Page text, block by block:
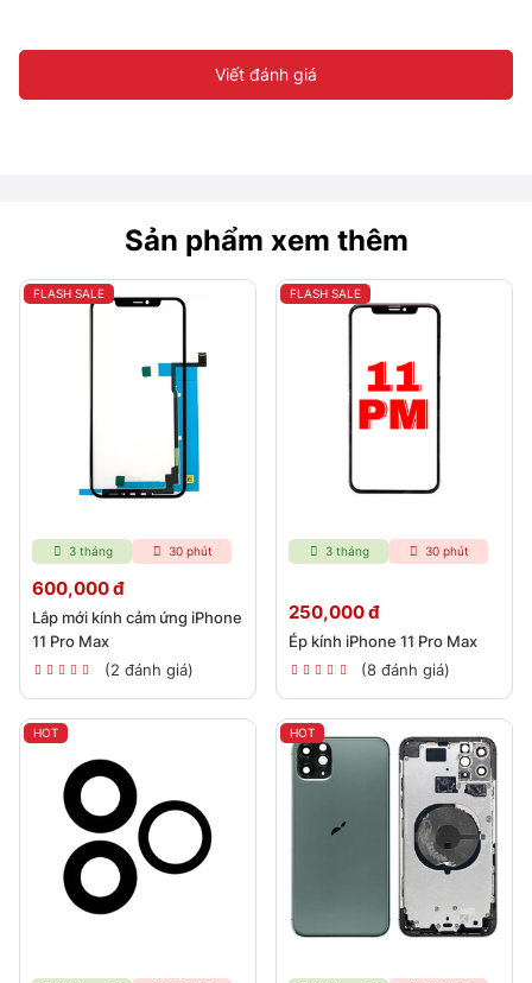
Viết đánh giá
Sản phẩm xem thêm
FLASH SALE
3 tháng 30 phút
600,000 đ
Lắp mới kính cảm ứng iPhone
11 Pro Max
(2 đánh giá)
FLASH SALE
3 tháng 30 phút
250,000 đ
Ép kính iPhone 11 Pro Max
(8 đánh giá)
HOT HOT